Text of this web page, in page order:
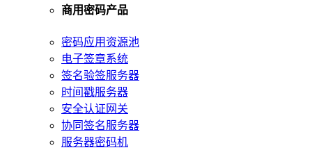
商用密码产品
密码应用资源池
电子签章系统
签名验签服务器
时间戳服务器
安全认证网关
协同签名服务器
服务器密码机